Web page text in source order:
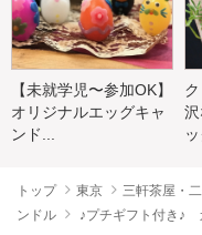
【未就学児〜参加OK】
オリジナルエッグキャ
ンド...
トップ 東京 三軒茶屋・二
ンドル
♪プチギフト付き♪